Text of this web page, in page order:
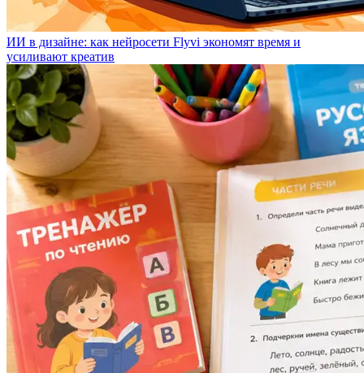
ИИ в дизайне: как нейросети Flyvi экономят время и
усиливают креатив